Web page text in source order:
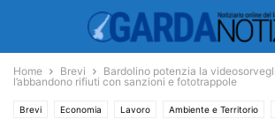
Home Brevi
Bardolino potenzia la
l’abbandono rifiuti con sanzioni e fototrappole
Brevi Economia Lavoro Ambiente e Territorio